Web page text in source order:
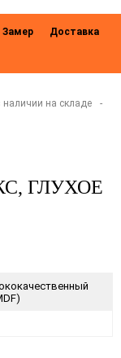
Замер Доставка
на складе
-
ГЛУХОЕ